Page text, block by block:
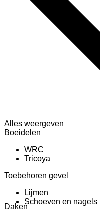
Alles weergeven
Boeidelen
WRC
Tricoya
Toebehoren gevel
Lijmen
Schoeven en nagels
Daken